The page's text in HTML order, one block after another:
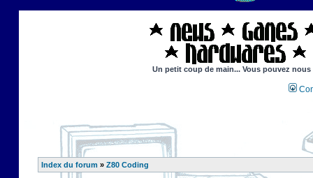
Un petit coup de main... Vous pouvez
Index du forum » Z80 Coding